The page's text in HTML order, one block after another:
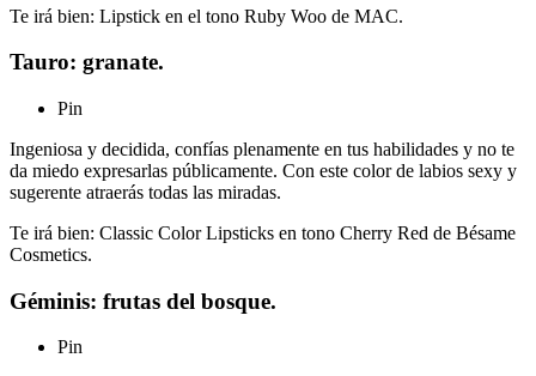
Te irá bien: Lipstick en el tono Ruby Woo de MAC.
Tauro: granate.
Pin
Ingeniosa y decidida, confías plenamente en tus habilidades y no te
da miedo expresarlas públicamente. Con este color de labios sexy y
sugerente atraerás todas las miradas.
Te irá bien: Classic Color Lipsticks en tono Cherry Red de Bésame
Cosmetics.
Géminis: frutas del bosque.
Pin